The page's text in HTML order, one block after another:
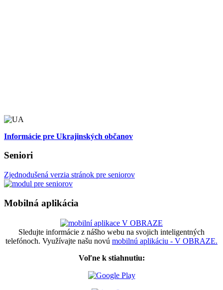
Informácie pre Ukrajinských občanov
Seniori
Zjednodušená verzia stránok pre seniorov
Mobilná aplikácia
Sledujte informácie z nášho webu na svojich inteligentných
telefónoch. Využívajte našu novú mobilnú aplikáciu - V OBRAZE.
Voľne k stiahnutiu: